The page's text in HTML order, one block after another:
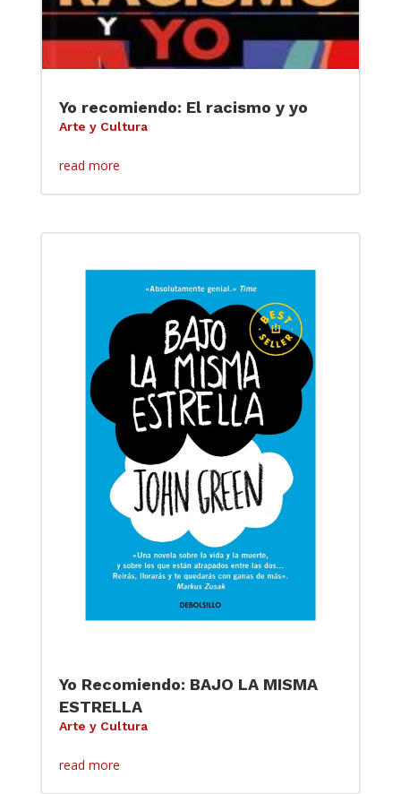
Yo recomiendo: El racismo y yo
Arte y Cultura
read more
Yo Recomiendo: BAJO LA MISMA
ESTRELLA
Arte y Cultura
read more